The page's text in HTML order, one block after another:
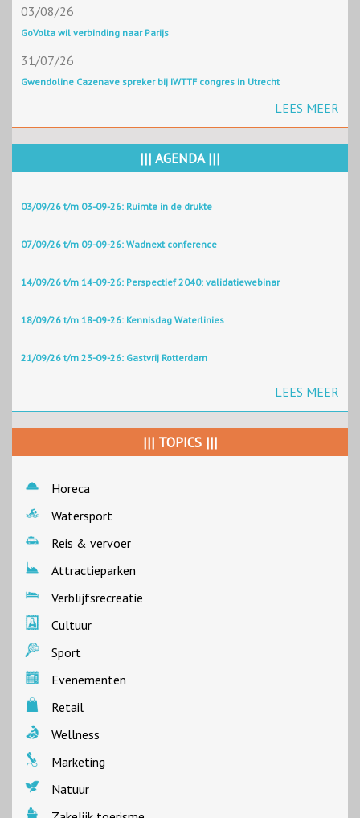
03/08/26
GoVolta wil verbinding naar Parijs
31/07/26
Gwendoline Cazenave spreker bij IWTTF congres in Utrecht
LEES MEER
||| AGENDA |||
03/09/26 t/m 03-09-26: Ruimte in de drukte
07/09/26 t/m 09-09-26: Wadnext conference
14/09/26 t/m 14-09-26: Perspectief 2040: validatiewebinar
18/09/26 t/m 18-09-26: Kennisdag Waterlinies
21/09/26 t/m 23-09-26: Gastvrij Rotterdam
LEES MEER
||| TOPICS |||
Horeca
Watersport
Reis & vervoer
Attractieparken
Verblijfsrecreatie
Cultuur
Sport
Evenementen
Retail
Wellness
Marketing
Natuur